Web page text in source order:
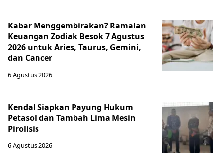
Kabar Menggembirakan? Ramalan
Keuangan Zodiak Besok 7 Agustus
2026 untuk Aries, Taurus, Gemini,
dan Cancer
6 Agustus 2026
Kendal Siapkan Payung Hukum
Petasol dan Tambah Lima Mesin
Pirolisis
6 Agustus 2026